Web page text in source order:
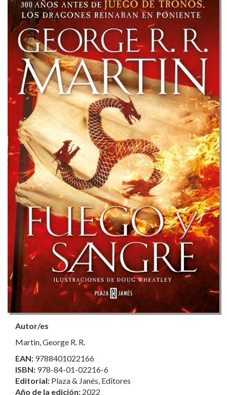
Autor/es
Martin, George R. R.
EAN: 9788401022166
ISBN: 978-84-01-02216-6
Editorial: Plaza & Janés, Editores
Año de la edición: 2022